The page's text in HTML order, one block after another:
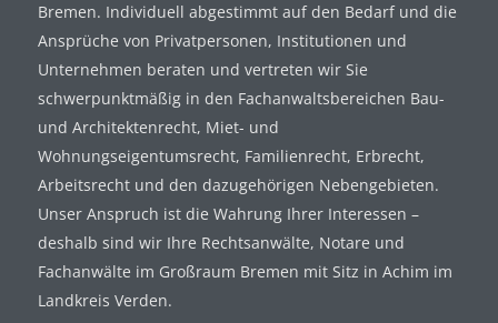
Bremen. Individuell abgestimmt auf den Bedarf und die
Ansprüche von Privatpersonen, Institutionen und
Unternehmen beraten und vertreten wir Sie
schwerpunktmäßig in den Fachanwaltsbereichen Bau-
und Architektenrecht, Miet- und
Wohnungseigentumsrecht, Familienrecht, Erbrecht,
Arbeitsrecht und den dazugehörigen Nebengebieten.
Unser Anspruch ist die Wahrung Ihrer Interessen –
deshalb sind wir Ihre Rechtsanwälte, Notare und
Fachanwälte im Großraum Bremen mit Sitz in Achim im
Landkreis Verden.